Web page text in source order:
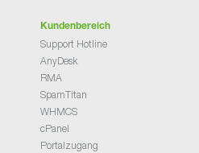
Kundenbereich
Support Hotline
AnyDesk
RMA
SpamTitan
WHMCS
cPanel
Portalzugang